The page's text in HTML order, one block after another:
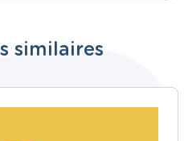
similaires